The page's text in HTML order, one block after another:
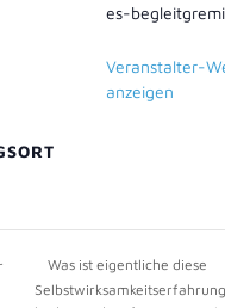
es-
Veranstalter-
anzeigen
Was ist eigentliche diese